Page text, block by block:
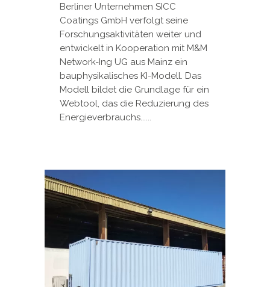
Berliner Unternehmen SICC
Coatings GmbH verfolgt seine
Forschungsaktivitäten weiter und
entwickelt in Kooperation mit M&M
Network-Ing UG aus Mainz ein
bauphysikalisches KI-Modell. Das
Modell bildet die Grundlage für ein
Webtool, das die Reduzierung des
Energieverbrauchs......